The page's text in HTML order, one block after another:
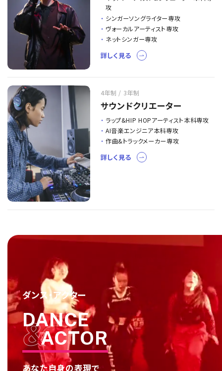
攻
シンガーソングライター専攻
ヴォーカルアーティスト専攻
ネットシンガー専攻
詳しく見る
4年制 / 3年制
サウンドクリエーター
ラップ&HIP HOPアーティスト本科専攻
AI音楽エンジニア本科専攻
作曲&トラックメーカー専攻
詳しく見る
ダンス・アクター
DANCE
ACTOR
あなた自身の表現で